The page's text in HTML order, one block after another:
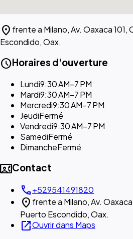
location_on frente a Milano, Av. Oaxaca
Escondido, Oax.
scheduleHoraires d'ouverture
Lundi9:30 AM–7 PM
Mardi9:30 AM–7 PM
Mercredi9:30 AM–7 PM
JeudiFermé
Vendredi9:30 AM–7 PM
SamediFermé
DimancheFermé
contact_phoneContact
call+529541491820
location_on frente a Milano, Av.
Puerto Escondido, Oax.
open_in_newOuvrir dans Maps